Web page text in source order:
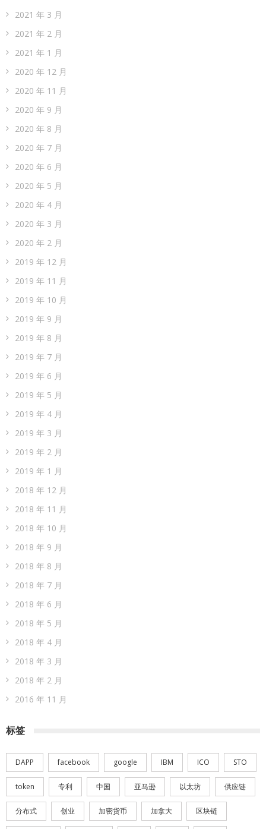
2021 年 3 月
2021 年 2 月
2021 年 1 月
2020 年 12 月
2020 年 11 月
2020 年 9 月
2020 年 8 月
2020 年 7 月
2020 年 6 月
2020 年 5 月
2020 年 4 月
2020 年 3 月
2020 年 2 月
2019 年 12 月
2019 年 11 月
2019 年 10 月
2019 年 9 月
2019 年 8 月
2019 年 7 月
2019 年 6 月
2019 年 5 月
2019 年 4 月
2019 年 3 月
2019 年 2 月
2019 年 1 月
2018 年 12 月
2018 年 11 月
2018 年 10 月
2018 年 9 月
2018 年 8 月
2018 年 7 月
2018 年 6 月
2018 年 5 月
2018 年 4 月
2018 年 3 月
2018 年 2 月
2016 年 11 月
标签
DAPP facebook google IBM ICO STO
token 专利 中国 亚马逊 以太坊 供应链
分布式 创业 加密货币 加拿大 区块链